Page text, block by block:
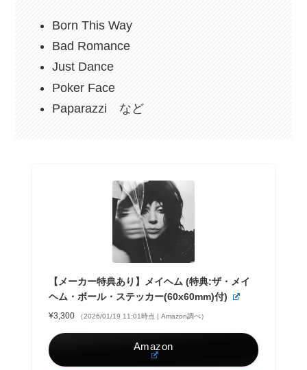
Born This Way
Bad Romance
Just Dance
Poker Face
Paparazzi など
【メーカー特典あり】メイヘム (特典:ザ・メイ
ヘム・ボール・ステッカー(60x60mm)付)
¥3,300 （2026/01/19 11:01時点 | Amazon調べ）
Amazon